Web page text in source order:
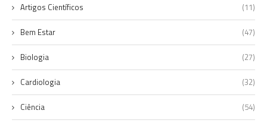
Artigos Científicos (11)
Bem Estar (47)
Biologia (27)
Cardiologia (32)
Ciência (54)